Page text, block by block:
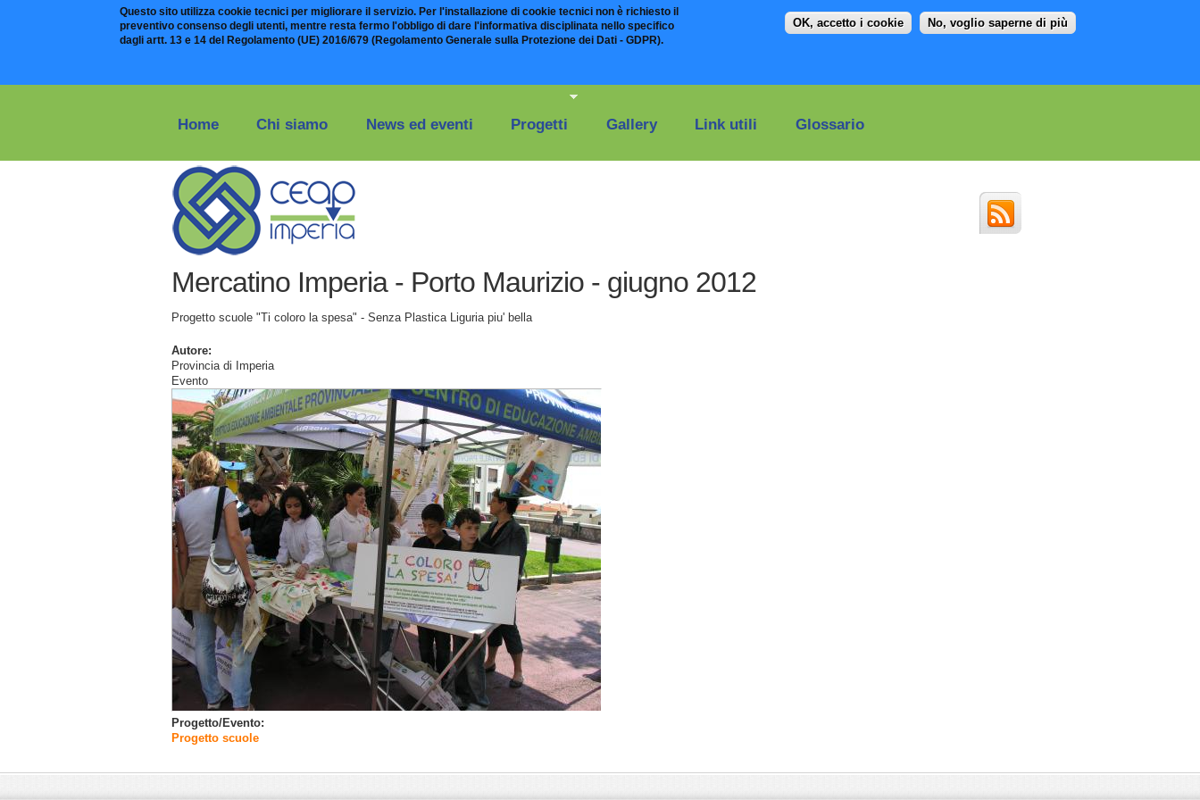
Questo sito utilizza cookie tecnici per migliorare il servizio. Per l'installazione di cookie tecnici non è richiesto il
preventivo consenso degli utenti, mentre resta fermo l'obbligo di dare l'informativa disciplinata nello specifico
dagli artt. 13 e 14 del Regolamento (UE) 2016/679 (Regolamento Generale sulla Protezione dei Dati - GDPR).
OK, accetto i cookie No, voglio saperne di più
Home Chi siamo News ed eventi Progetti Gallery Link utili Glossario
Social
media
Mercatino Imperia - Porto Maurizio - giugno 2012
Progetto scuole "Ti coloro la spesa" - Senza Plastica Liguria piu' bella
Autore:
Provincia di Imperia
Evento
Progetto/Evento:
Progetto scuole